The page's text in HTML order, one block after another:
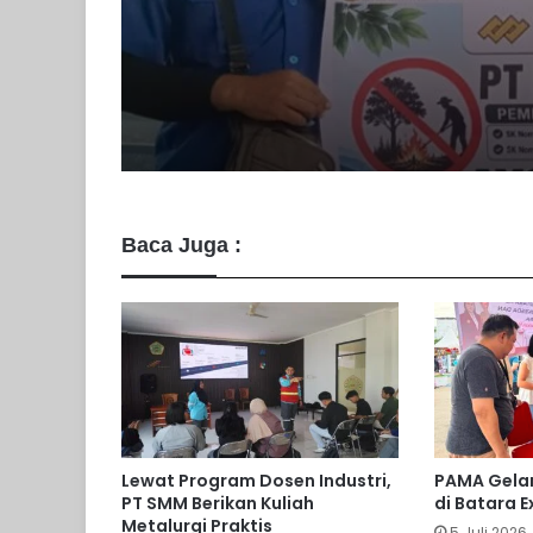
Penyuluhan
Karhutla
Verifikasi Faktual
Didukung PT BEK &
PAMA
Baca Juga :
Lewat Program Dosen Industri,
PT SMM Berikan Kuliah
Metalurgi Praktis
PAMA
di Batara